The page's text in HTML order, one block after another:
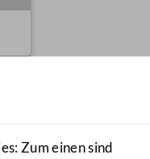
Zum einen sind